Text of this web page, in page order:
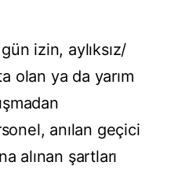
izin, aylıksız/
olan ya da yarım
anılan geçici
alınan şartları